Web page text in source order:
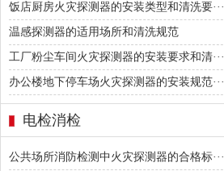
饭店厨房火灾探测器的安装类型和清洗要···
温感探测器的适用场所和清洗规范
工厂粉尘车间火灾探测器的安装要求和清···
办公楼地下停车场火灾探测器的安装规范···
电检消检
公共场所消防检测中火灾探测器的合格标···